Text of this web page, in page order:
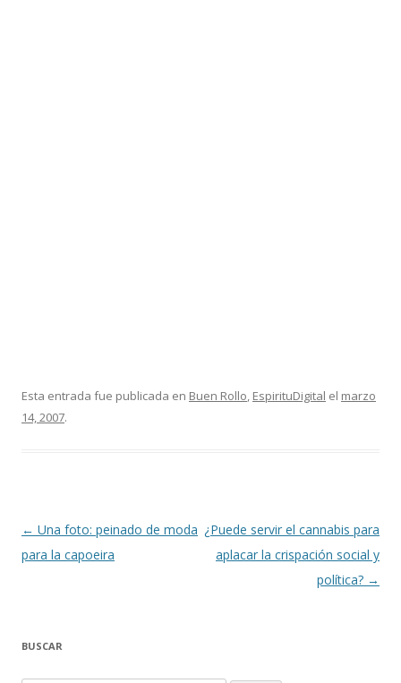
Esta entrada fue publicada en Buen Rollo, EspirituDigital el marzo
14, 2007.
Navegación
de
← Una foto: peinado de moda
para la capoeira
¿Puede servir el cannabis para
aplacar la crispación social y
política? →
BUSCAR